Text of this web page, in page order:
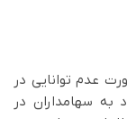
عدم توانایی در
سهامداران در